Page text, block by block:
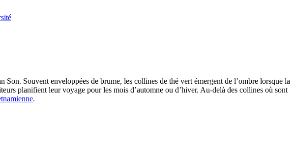
Souvent enveloppées de brume, les collines de thé vert émergent de l’ombre lorsque la
planifient leur voyage pour les mois d’automne ou d’hiver. Au-delà des collines où sont
.